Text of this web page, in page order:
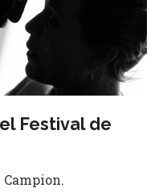
Festival de